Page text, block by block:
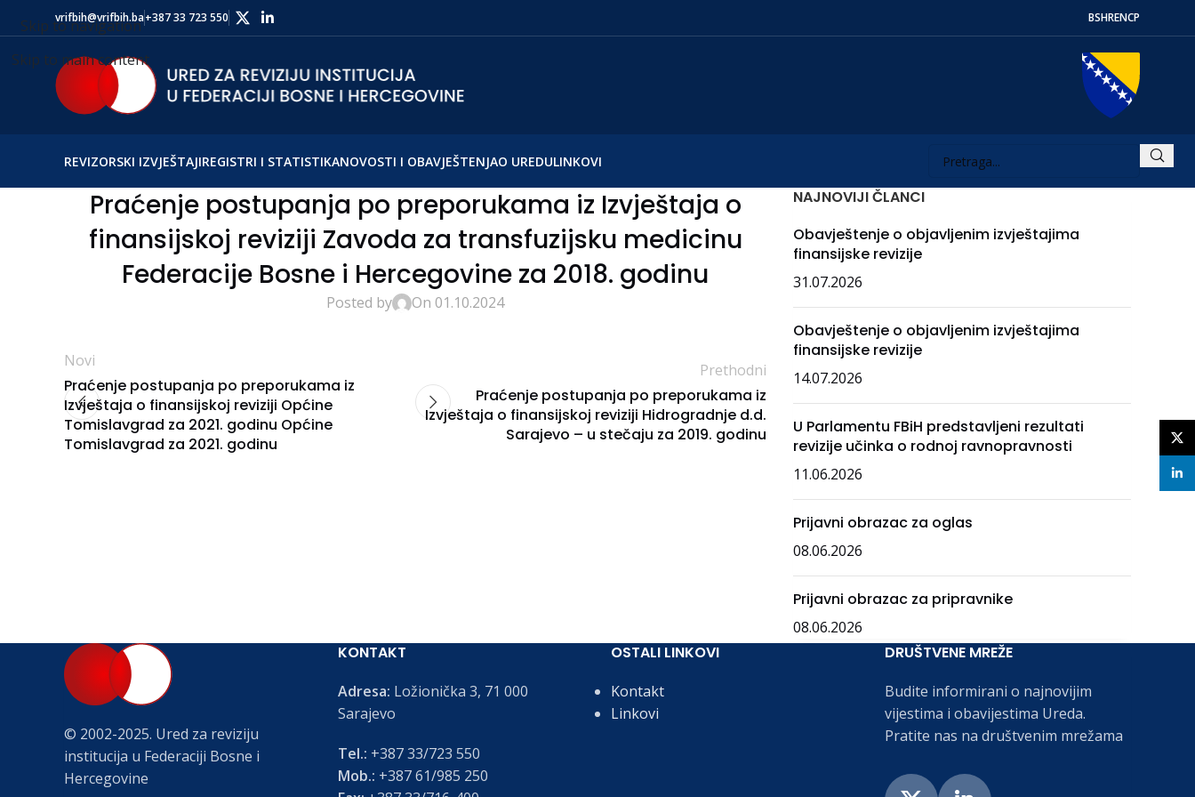
Skip to navigation
Skip to main content
vrifbih@vrifbih.ba+387 33 723 550 BSHRENСР
REVIZORSKI IZVJEŠTAJIREGISTRI I STATISTIKANOVOSTI I OBAVJEŠTENJAO UREDULINKOVI
Praćenje postupanja po preporukama iz Izvještaja o
finansijskoj reviziji Zavoda za transfuzijsku medicinu
Federacije Bosne i Hercegovine za 2018. godinu
Posted by On 01.10.2024
Novi
Praćenje postupanja po preporukama iz
Izvještaja o finansijskoj reviziji Općine
Tomislavgrad za 2021. godinu Općine
Tomislavgrad za 2021. godinu
Prethodni
Praćenje postupanja po preporukama iz
Izvještaja o finansijskoj reviziji Hidrogradnje d.d.
Sarajevo – u stečaju za 2019. godinu
NAJNOVIJI ČLANCI
Obavještenje o objavljenim izvještajima
finansijske revizije
31.07.2026
Obavještenje o objavljenim izvještajima
finansijske revizije
14.07.2026
U Parlamentu FBiH predstavljeni rezultati
revizije učinka o rodnoj ravnopravnosti
11.06.2026
Prijavni obrazac za oglas
08.06.2026
Prijavni obrazac za pripravnike
08.06.2026
© 2002-2025. Ured za reviziju
institucija u Federaciji Bosne i
Hercegovine
KONTAKT
Adresa: Ložionička 3, 71 000
Sarajevo
Tel.: +387 33/723 550
Mob.: +387 61/985 250
OSTALI LINKOVI
Kontakt
Linkovi
DRUŠTVENE MREŽE
Budite informirani o najnovijim
vijestima i obavijestima Ureda.
Pratite nas na društvenim mrežama